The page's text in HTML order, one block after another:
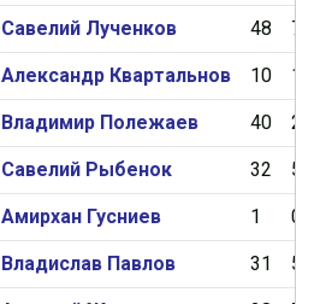
Савелий Лученков 48 7
Александр Квартальнов 10 1
Владимир Полежаев 40 2
Савелий Рыбенок 32 5
Амирхан Гусниев 1 0
Владислав Павлов 31 5